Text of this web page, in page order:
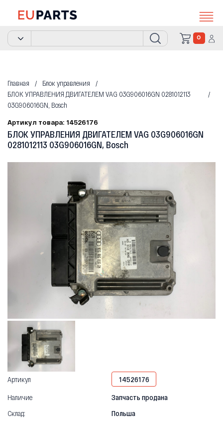
0
Главная
Блок управления
БЛОК УПРАВЛЕНИЯ ДВИГАТЕЛЕМ VAG 03G906016GN 0281012113
03G906016GN, Bosch
Артикул товара: 14526176
БЛОК УПРАВЛЕНИЯ ДВИГАТЕЛЕМ VAG 03G906016GN
0281012113 03G906016GN, Bosch
Артикул
14526176
Наличие
Запчасть продана
Склад:
Польша